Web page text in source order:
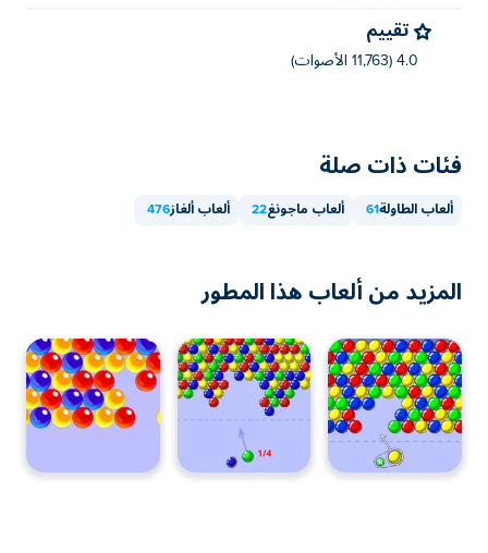
تقييم
4.0 (11,763 الأصوات)
فئات ذات صلة
ألعاب الطاولة61 ألعاب ماجونغ22 ألعاب ألغاز476
المزيد من ألعاب هذا المطور